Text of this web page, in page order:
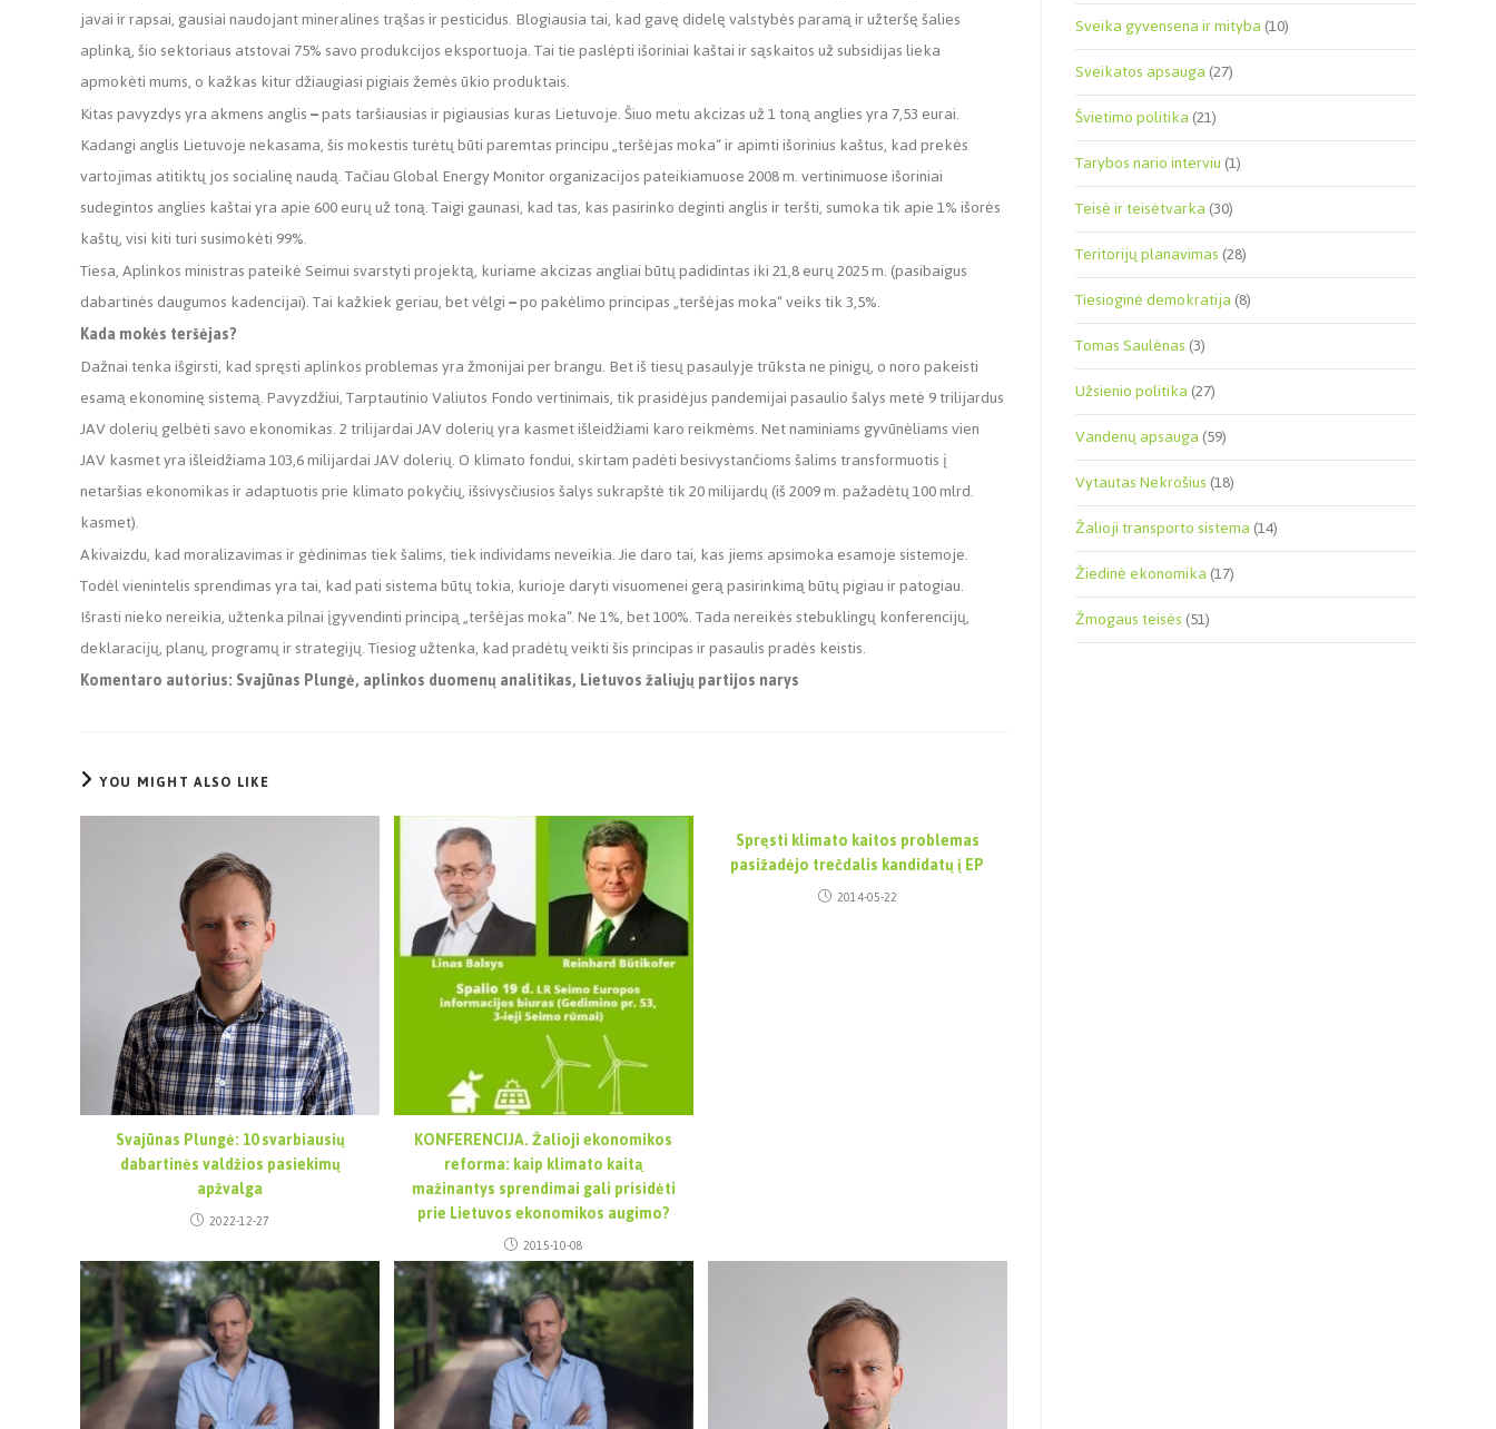
javai ir rapsai, gausiai naudojant mineralines trąšas ir pesticidus. Blogiausia tai, kad gavę didelę valstybės paramą ir užteršę šalies
aplinką, šio sektoriaus atstovai 75% savo produkcijos eksportuoja. Tai tie paslėpti išoriniai kaštai ir sąskaitos už subsidijas lieka
apmokėti mums, o kažkas kitur džiaugiasi pigiais žemės ūkio produktais.
Kitas pavyzdys yra akmens anglis–pats taršiausias ir pigiausias kuras Lietuvoje. Šiuo metu akcizas už 1 toną anglies yra 7,53 eurai.
Kadangi anglis Lietuvoje nekasama, šis mokestis turėtų būti paremtas principu„teršėjas moka“ir apimti išorinius kaštus, kad prekės
vartojimas atitiktų jos socialinę naudą. Tačiau Global Energy Monitor organizacijos pateikiamuose 2008 m. vertinimuose išoriniai
sudegintos anglies kaštai yra apie 600 eurų už toną. Taigi gaunasi, kad tas, kas pasirinko deginti anglis ir teršti, sumoka tik apie 1% išorės
kaštų, visi kiti turi susimokėti 99%.
Tiesa, Aplinkos ministras pateikė Seimui svarstyti projektą, kuriame akcizas angliai būtų padidintas iki 21,8 eurų 2025 m. (pasibaigus
dabartinės daugumos kadencijai). Tai kažkiek geriau, bet vėlgi–po pakėlimo principas„teršėjas moka“veiks tik 3,5%.
Kada mokės teršėjas?
Dažnai tenka išgirsti, kad spręsti aplinkos problemas yra žmonijai per brangu. Bet iš tiesų pasaulyje trūksta ne pinigų, o noro pakeisti
esamą ekonominę sistemą. Pavyzdžiui, Tarptautinio Valiutos Fondo vertinimais, tik prasidėjus pandemijai pasaulio šalys metė 9 trilijardus
JAV dolerių gelbėti savo ekonomikas. 2 trilijardai JAV dolerių yra kasmet išleidžiami karo reikmėms. Net naminiams gyvūnėliams vien
JAV kasmet yra išleidžiama 103,6 milijardai JAV dolerių. O klimato fondui, skirtam padėti besivystančioms šalims transformuotis į
netaršias ekonomikas ir adaptuotis prie klimato pokyčių, išsivysčiusios šalys sukrapštė tik 20 milijardų (iš 2009 m. pažadėtų 100 mlrd.
kasmet).
Akivaizdu, kad moralizavimas ir gėdinimas tiek šalims, tiek individams neveikia. Jie daro tai, kas jiems apsimoka esamoje sistemoje.
Todėl vienintelis sprendimas yra tai, kad pati sistema būtų tokia, kurioje daryti visuomenei gerą pasirinkimą būtų pigiau ir patogiau.
Išrasti nieko nereikia, užtenka pilnai įgyvendinti principą„teršėjas moka“. Ne 1%, bet 100%. Tada nereikės stebuklingų konferencijų,
deklaracijų, planų, programų ir strategijų. Tiesiog užtenka, kad pradėtų veikti šis principas ir pasaulis pradės keistis.
Komentaro autorius: Svajūnas Plungė, aplinkos duomenų analitikas, Lietuvos žaliųjų partijos narys
YOU MIGHT ALSO LIKE
Svajūnas Plungė: 10 svarbiausių
dabartinės valdžios pasiekimų
apžvalga
2022-12-27
KONFERENCIJA. Žalioji ekonomikos
reforma: kaip klimato kaitą
mažinantys sprendimai gali prisidėti
prie Lietuvos ekonomikos augimo?
2015-10-08
Spręsti klimato kaitos problemas
pasižadėjo trečdalis kandidatų į EP
2014-05-22
Sveika gyvensena ir mityba(10)
Sveikatos apsauga(27)
Švietimo politika(21)
Tarybos nario interviu(1)
Teisė ir teisėtvarka(30)
Teritorijų planavimas(28)
Tiesioginė demokratija(8)
Tomas Saulėnas(3)
Užsienio politika(27)
Vandenų apsauga(59)
Vytautas Nekrošius(18)
Žalioji transporto sistema(14)
Žiedinė ekonomika(17)
Žmogaus teisės(51)